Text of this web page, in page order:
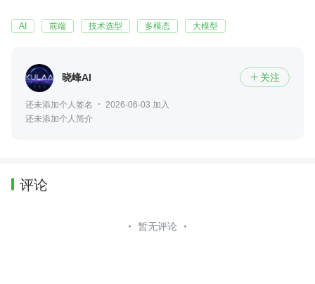
AI 前端 技术选型 多模态 大模型
晓峰AI  关注
还未添加个人签名
2026-06-03 加入
还未添加个人简介
评论
暂无评论